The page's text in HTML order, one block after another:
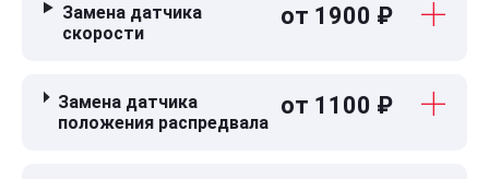
Замена датчика
скорости
от 1900 ₽
Замена датчика
положения распредвала
от 1100 ₽